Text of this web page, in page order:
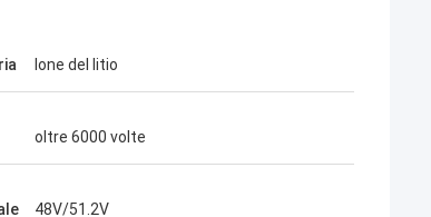
Ione del litio
oltre 6000 volte
48V/51.2V